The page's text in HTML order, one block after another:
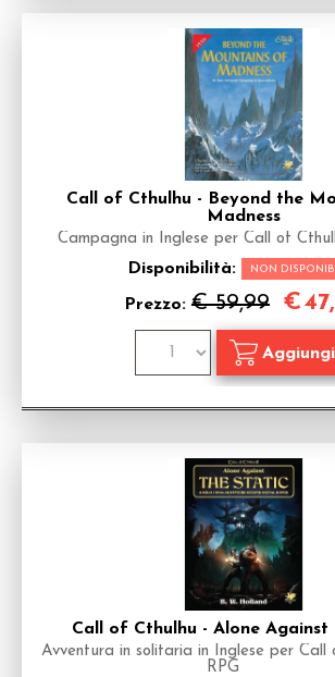
Call of Cthulhu - Beyond the
Madness
Campagna in Inglese per Call of
Disponibilità: NON
Prezzo: € 59,99 €
Call of Cthulhu - Alone
Avventura in solitaria in Inglese per Call
RPG